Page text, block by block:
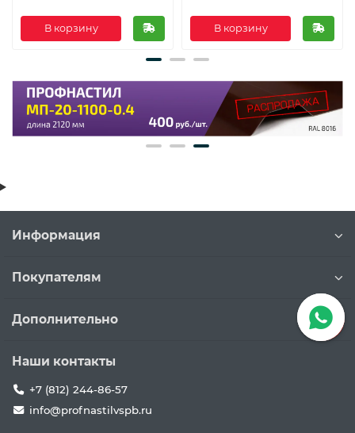
В корзину В корзину
Информация
Покупателям
Дополнительно
Наши контакты
+7 (812) 244-86-57
info@profnastilvspb.ru